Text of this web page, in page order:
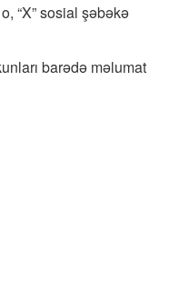
“X” sosial şəbəkə
barədə məlumat